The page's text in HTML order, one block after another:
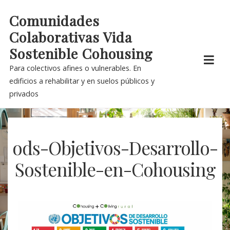
content
Comunidades
Colaborativas Vida
Sostenible Cohousing
Para colectivos afines o vulnerables. En
edificios a rehabilitar y en suelos públicos y
privados
ods-Objetivos-Desarrollo-
Sostenible-en-Cohousing